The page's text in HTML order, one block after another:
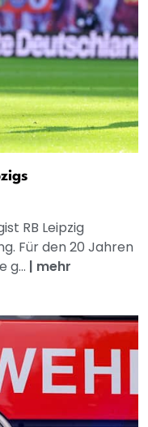
RB Leipzig
Für den 20 Jahren
g... | mehr